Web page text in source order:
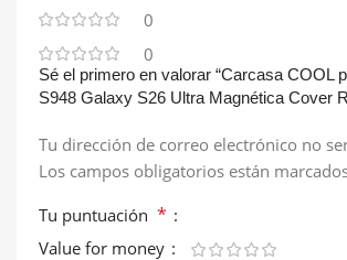
0
0
Sé el primero en valorar “Carcasa COOL
S948 Galaxy S26 Ultra Magnética Cover
Tu dirección de correo electrónico no
Los campos obligatorios están
Tu puntuación *
Value for money